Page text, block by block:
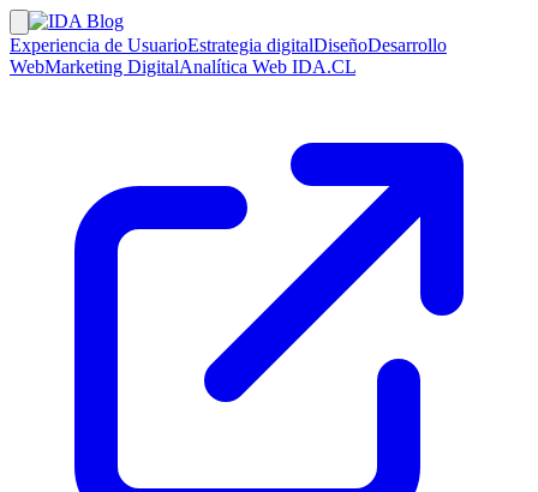
Experiencia de UsuarioEstrategia digitalDiseñoDesarrollo
WebMarketing DigitalAnalítica Web IDA.CL